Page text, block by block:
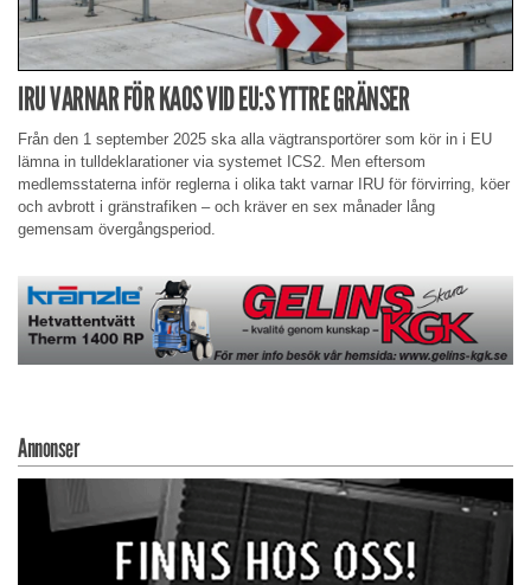
IRU VARNAR FÖR KAOS VID EU:S YTTRE GRÄNSER
Från den 1 september 2025 ska alla vägtransportörer som kör in i EU
lämna in tulldeklarationer via systemet ICS2. Men eftersom
medlemsstaterna inför reglerna i olika takt varnar IRU för förvirring, köer
och avbrott i gränstrafiken – och kräver en sex månader lång
gemensam övergångsperiod.
Annonser